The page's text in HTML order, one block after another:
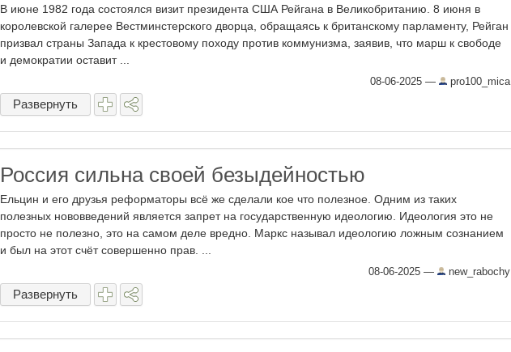
В июне 1982 года состоялся визит президента США Рейгана в Великобританию. 8 июня в
королевской галерее Вестминстерского дворца, обращаясь к британскому парламенту, Рейган
призвал страны Запада к крестовому походу против коммунизма, заявив, что марш к свободе
и демократии оставит ...
08-06-2025 — pro100_mica
Развернуть
Россия сильна своей безыдейностью
Ельцин и его друзья реформаторы всё же сделали кое что полезное. Одним из таких
полезных нововведений является запрет на государственную идеологию. Идеология это не
просто не полезно, это на самом деле вредно. Маркс называл идеологию ложным сознанием
и был на этот счёт совершенно прав. ...
08-06-2025 — new_rabochy
Развернуть